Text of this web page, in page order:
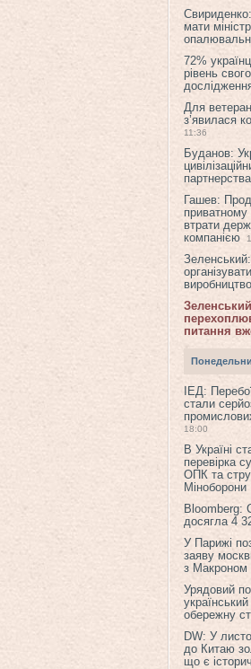
мати
72%
рівень
Для
з’явилася
11:36
Буданов:
Гашев:
приватному
втрати
компанією
питання
ІЕД:
стали
18:00
В Україні
перевірка
ОПК та
Міноборони
Bloomberg:
досягла 4
У Парижі
заяву
з Макроном
Урядовий
обережну
DW: У
до Китаю
що є